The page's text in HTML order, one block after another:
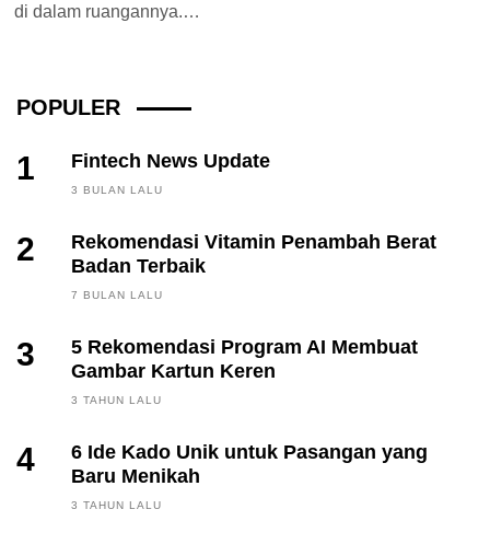
di dalam ruangannya.
suasana hati...
POPULER
1 Fintech News Update
3 BULAN LALU
2
Rekomendasi Vitamin Penambah Berat
Badan Terbaik
7 BULAN LALU
3
5 Rekomendasi Program AI Membuat
Gambar Kartun Keren
3 TAHUN LALU
4
6 Ide Kado Unik untuk Pasangan yang
Baru Menikah
3 TAHUN LALU